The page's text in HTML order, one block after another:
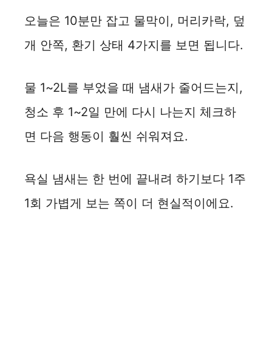
오늘은 10분만 잡고 물막이, 머리카락, 덮
개 안쪽, 환기 상태 4가지를 보면 됩니다.
물 1~2L를 부었을 때 냄새가 줄어드는지,
청소 후 1~2일 만에 다시 나는지 체크하
면 다음 행동이 훨씬 쉬워져요.
욕실 냄새는 한 번에 끝내려 하기보다 1주
1회 가볍게 보는 쪽이 더 현실적이에요.